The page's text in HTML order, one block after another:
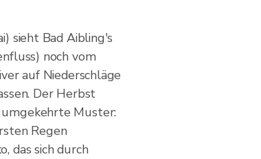
sieht Bad Aibling's
noch vom
auf Niederschläge
Der Herbst
Muster:
Regen
das sich durch